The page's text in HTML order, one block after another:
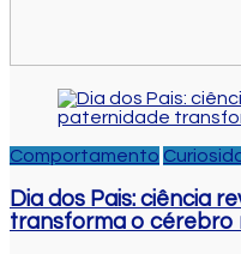
Comportamento
Dia dos Pais: ciência
transforma o cérebro